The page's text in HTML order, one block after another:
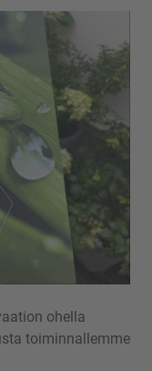
ohella
toiminnallemme